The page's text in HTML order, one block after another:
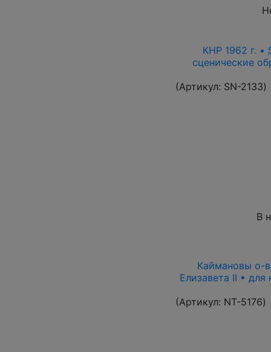
КНР 1962 г. •
сценические
(Артикул: SN-2133)
В
Каймановы о-
Елизавета II •
(Артикул: NT-5176)